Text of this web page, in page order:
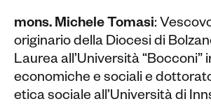
mons. Michele Tomasi:
originario della Diocesi di
Laurea all’Università “Bocconi”
economiche e sociali e
etica sociale all’Università di